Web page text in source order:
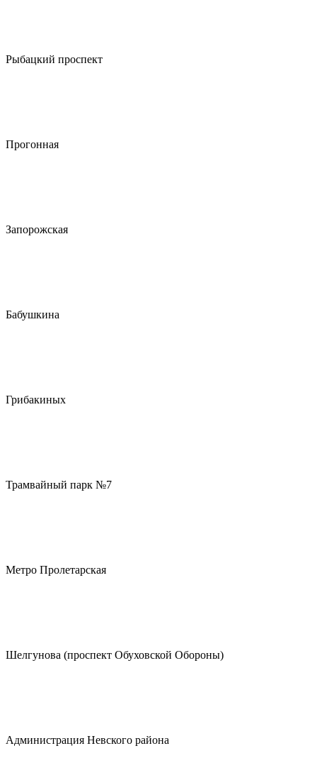
Рыбацкий проспект
Прогонная
Запорожская
Бабушкина
Грибакиных
Трамвайный парк №7
Метро Пролетарская
Шелгунова (проспект Обуховской Обороны)
Администрация Невского района